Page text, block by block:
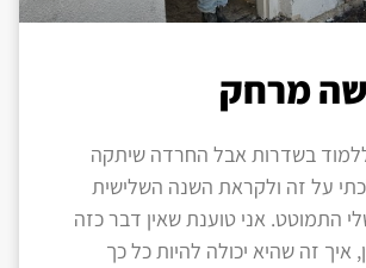
מרחק
בשדרות אבל החרדה שיתקה
על זה ולקראת השנה השלישית
התמוטט. אני טוענת שאין דבר כזה
איך זה שהיא יכולה להיות כל כך